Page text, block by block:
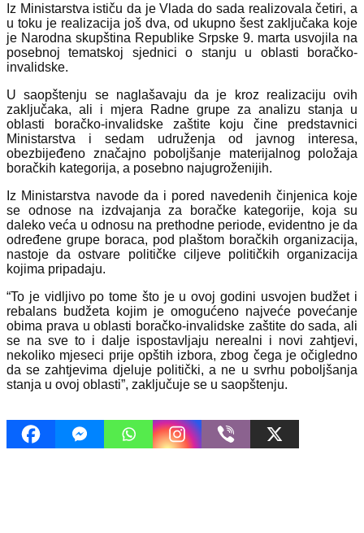
Iz Ministarstva ističu da je Vlada do sada realizovala četiri, a
u toku je realizacija još dva, od ukupno šest zaključaka koje
je Narodna skupština Republike Srpske 9. marta usvojila na
posebnoj tematskoj sjednici o stanju u oblasti boračko-
invalidske.
U saopštenju se naglašavaju da je kroz realizaciju ovih
zaključaka, ali i mjera Radne grupe za analizu stanja u
oblasti boračko-invalidske zaštite koju čine predstavnici
Ministarstva i sedam udruženja od javnog interesa,
obezbijeđeno značajno poboljšanje materijalnog položaja
boračkih kategorija, a posebno najugroženijih.
Iz Ministarstva navode da i pored navedenih činjenica koje
se odnose na izdvajanja za boračke kategorije, koja su
daleko veća u odnosu na prethodne periode, evidentno je da
određene grupe boraca, pod plaštom boračkih organizacija,
nastoje da ostvare političke ciljeve političkih organizacija
kojima pripadaju.
“To je vidljivo po tome što je u ovoj godini usvojen budžet i
rebalans budžeta kojim je omogućeno najveće povećanje
obima prava u oblasti boračko-invalidske zaštite do sada, ali
se na sve to i dalje ispostavljaju nerealni i novi zahtjevi,
nekoliko mjeseci prije opštih izbora, zbog čega je očigledno
da se zahtjevima djeluje politički, a ne u svrhu poboljšanja
stanja u ovoj oblasti”, zaključuje se u saopštenju.